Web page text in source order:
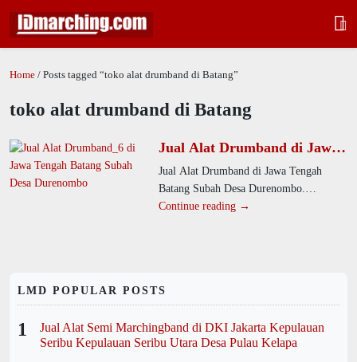
Home / Posts tagged “toko alat drumband di Batang”
toko alat drumband di Batang
Jual Alat Drumband di Jawa
Tengah Batang Subah Desa
Durenombo
Jual Alat Drumband di Jawa Tengah
Batang Subah Desa Durenombo.
Produsen kami menawarkan alat
Continue reading →
LMD POPULAR POSTS
1
Jual Alat Semi Marchingband di DKI Jakarta Kepulauan
Seribu Kepulauan Seribu Utara Desa Pulau Kelapa